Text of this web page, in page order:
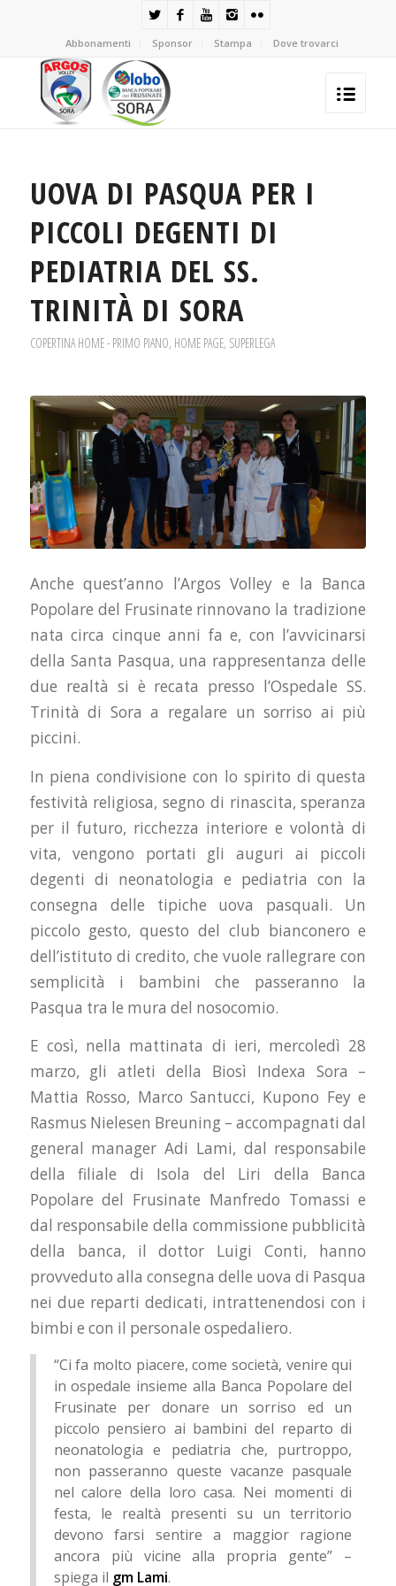
Abbonamenti Sponsor Stampa Dove trovarci
UOVA DI PASQUA PER I
PICCOLI DEGENTI DI
PEDIATRIA DEL SS.
TRINITÀ DI SORA
COPERTINA HOME - PRIMO PIANO, HOME PAGE, SUPERLEGA
Anche quest’anno l’Argos Volley e la Banca
Popolare del Frusinate rinnovano la tradizione
nata circa cinque anni fa e, con l’avvicinarsi
della Santa Pasqua, una rappresentanza delle
due realtà si è recata presso l’Ospedale SS.
Trinità di Sora a regalare un sorriso ai più
piccini.
In piena condivisione con lo spirito di questa
festività religiosa, segno di rinascita, speranza
per il futuro, ricchezza interiore e volontà di
vita, vengono portati gli auguri ai piccoli
degenti di neonatologia e pediatria con la
consegna delle tipiche uova pasquali. Un
piccolo gesto, questo del club bianconero e
dell’istituto di credito, che vuole rallegrare con
semplicità i bambini che passeranno la
Pasqua tra le mura del nosocomio.
E così, nella mattinata di ieri, mercoledì 28
marzo, gli atleti della Biosì Indexa Sora –
Mattia Rosso, Marco Santucci, Kupono Fey e
Rasmus Nielesen Breuning – accompagnati dal
general manager Adi Lami, dal responsabile
della filiale di Isola del Liri della Banca
Popolare del Frusinate Manfredo Tomassi e
dal responsabile della commissione pubblicità
della banca, il dottor Luigi Conti, hanno
provveduto alla consegna delle uova di Pasqua
nei due reparti dedicati, intrattenendosi con i
bimbi e con il personale ospedaliero.
“Ci fa molto piacere, come società, venire qui
in ospedale insieme alla Banca Popolare del
Frusinate per donare un sorriso ed un
piccolo pensiero ai bambini del reparto di
neonatologia e pediatria che, purtroppo,
non passeranno queste vacanze pasquale
nel calore della loro casa. Nei momenti di
festa, le realtà presenti su un territorio
devono farsi sentire a maggior ragione
ancora più vicine alla propria gente” –
spiega il gm Lami.